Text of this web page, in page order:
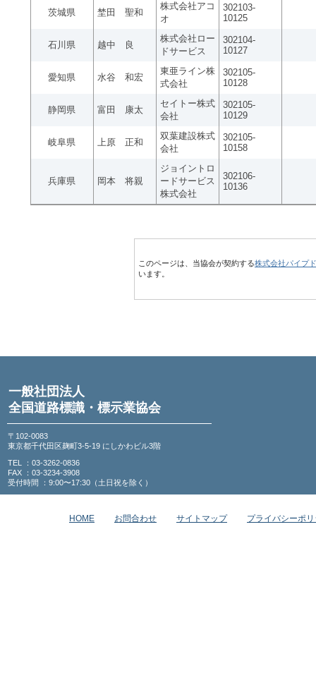
茨城県 埜田 聖和
株式会社アコ
オ
302103-
10125
石川県 越中 良
株式会社ロー
ドサービス
302104-
10127
愛知県 水谷 和宏
東亜ライン株
式会社
302105-
10128
静岡県 富田 康太
セイトー株式
会社
302105-
10129
岐阜県 上原 正和
双葉建設株式
会社
302105-
10158
兵庫県 岡本 将親
ジョイントロ
ードサービス
株式会社
302106-
10136
このページは、当協会が契約する株式会社パイプ
います。
一般社団法人
全国道路標識・標示業協会
〒102-0083
東京都千代田区麹町3-5-19 にしかわビル3階
TEL ：03-3262-0836
FAX ：03-3234-3908
受付時間 ：9:00〜17:30（土日祝を除く）
HOME お問合わせ サイトマップ プライバシーポ